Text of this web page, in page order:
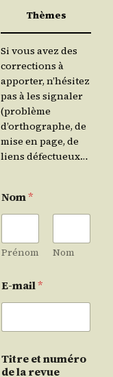
Thèmes
Si vous avez des
corrections à
apporter, n’hésitez
pas à les signaler
(problème
d’orthographe, de
mise en page, de
liens défectueux…
Nom*
Prénom Nom
E-mail*
Titre et numéro
de la revue